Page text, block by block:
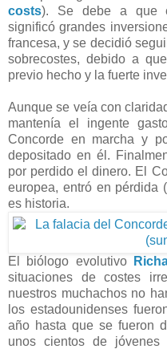
costs). Se debe a que
significó grandes
francesa, y se decidió
sobrecostes, debido a
previo hecho y la fuerte
Aunque se veía con
mantenía el ingente
Concorde en marcha y
depositado en él.
por perdido el dinero. El
europea, entró en pérdida
es historia.
El biólogo evolutivo
situaciones de costes
nuestros muchachos no
los estadounidenses
año hasta que se fueron
unos cientos de jóvenes